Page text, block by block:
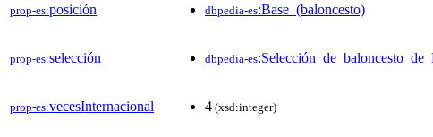
prop-es:posición dbpedia-es:Base_(baloncesto)
prop-es:selección dbpedia-es
prop-es:vecesInternacional 4 (xsd:integer)